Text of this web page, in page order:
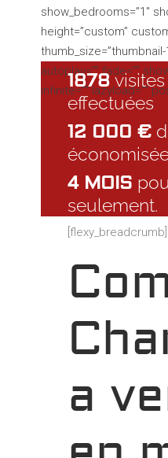
show_bedrooms=”1″
height=”custom”
autoplay=”” fade=””
infinite=”” lazyload=””
1878
effectuées
12 000 €
4 MOIS
seulement.
[flexy_breadcrumb]
a